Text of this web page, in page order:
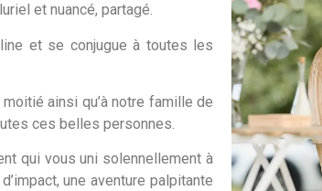
et nuancé, partagé.
et se conjugue à toutes les
ainsi qu’à notre famille de
ces belles personnes.
qui vous uni solennellement à
une aventure palpitante